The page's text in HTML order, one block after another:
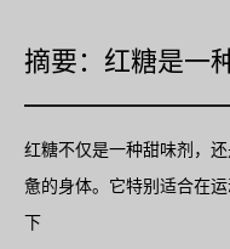
摘要：红糖是一
红糖不仅是一种甜味剂，
惫的身体。它特别适合在
下